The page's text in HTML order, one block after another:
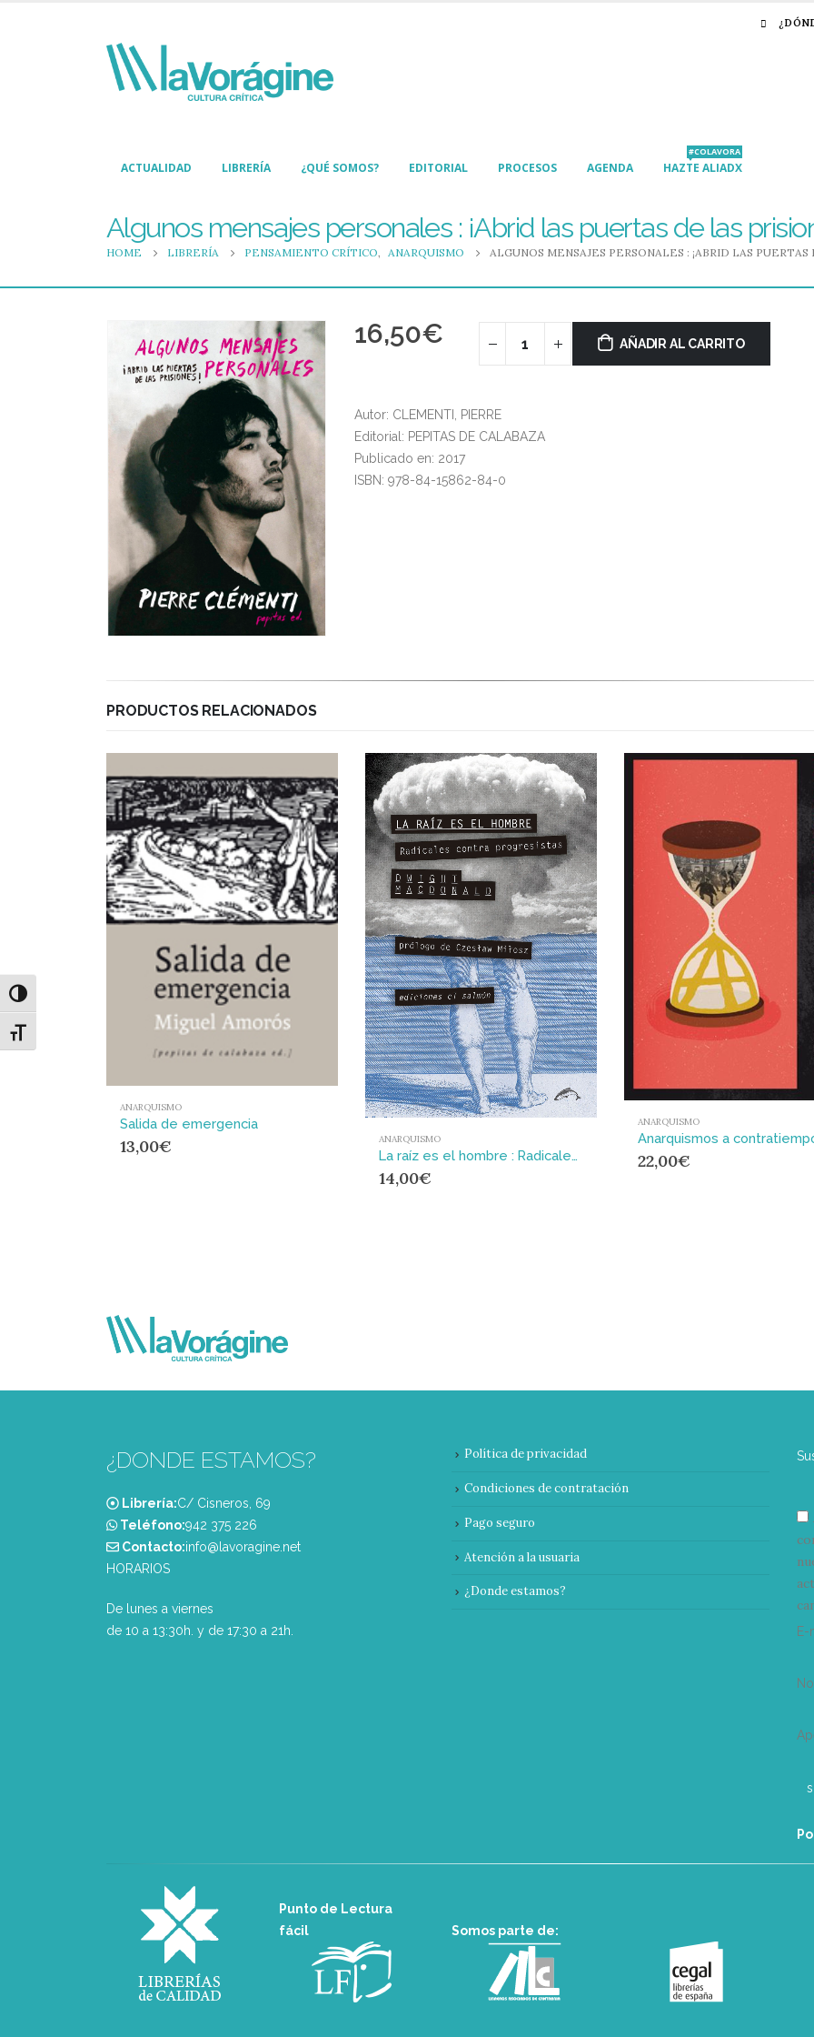
Alternar alto contraste
Alternar tamaño de letra
ACTUALIDAD LIBRERÍA ¿QUÉ SOMOS? EDITORIAL PROCESOS AGENDA HAZTE ALIADX
#COLAVORA
Algunos mensajes personales : ¡Abrid las puertas de las
HOME LIBRERÍA PENSAMIENTO CRÍTICO, ANARQUISMO ALGUNOS MENSAJES PERSONALES : ¡ABRID LAS
16,50€ AÑADIR AL CARRITO
Autor: CLEMENTI, PIERRE
Editorial: PEPITAS DE CALABAZA
Publicado en: 2017
ISBN: 978-84-15862-84-0
PRODUCTOS RELACIONADOS
ANARQUISMO
Salida de emergencia
13,00€ ANARQUISMO
La raíz es el hombre : Radicales contraprogresistas
14,00€
ANARQUISMO
Anarquismos a
22,00€
¿DONDE ESTAMOS?
Librería:C/ Cisneros, 69
Teléfono:‭942 375 226‬
Contacto:info@lavoragine.net
HORARIOS
De lunes a viernes
de 10 a 13:30h. y de 17:30 a 21h.
Política de privacidad
Condiciones de contratación
Pago seguro
Atención a la usuaria
¿Donde estamos?
Punto de Lectura
fácil
Somos parte de: